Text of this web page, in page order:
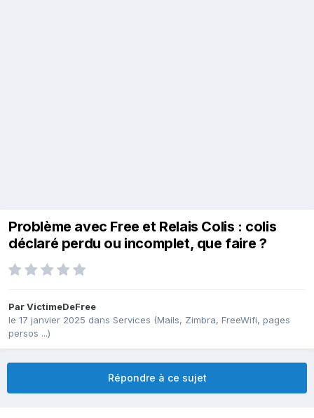
Problème avec Free et Relais Colis : colis
déclaré perdu ou incomplet, que faire ?
ParVictimeDeFree
le 17 janvier 2025 dans Services (Mails, Zimbra, FreeWifi, pages
persos ...)
Répondre à ce sujet